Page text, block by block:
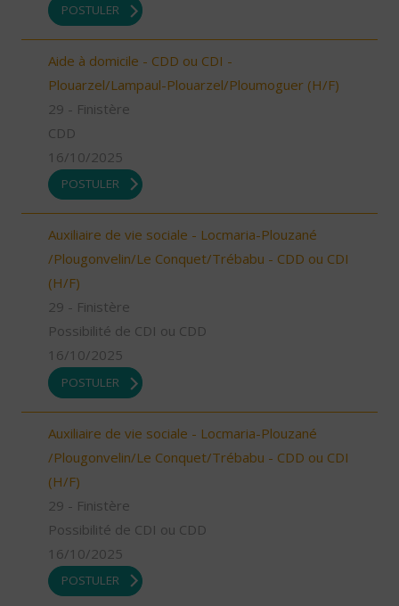
POSTULER
Aide à domicile - CDD ou CDI -
Plouarzel/Lampaul-Plouarzel/Ploumoguer (H/F)
29 - Finistère
CDD
16/10/2025
POSTULER
Auxiliaire de vie sociale - Locmaria-Plouzané
/Plougonvelin/Le Conquet/Trébabu - CDD ou CDI
(H/F)
29 - Finistère
Possibilité de CDI ou CDD
16/10/2025
POSTULER
Auxiliaire de vie sociale - Locmaria-Plouzané
/Plougonvelin/Le Conquet/Trébabu - CDD ou CDI
(H/F)
29 - Finistère
Possibilité de CDI ou CDD
16/10/2025
POSTULER